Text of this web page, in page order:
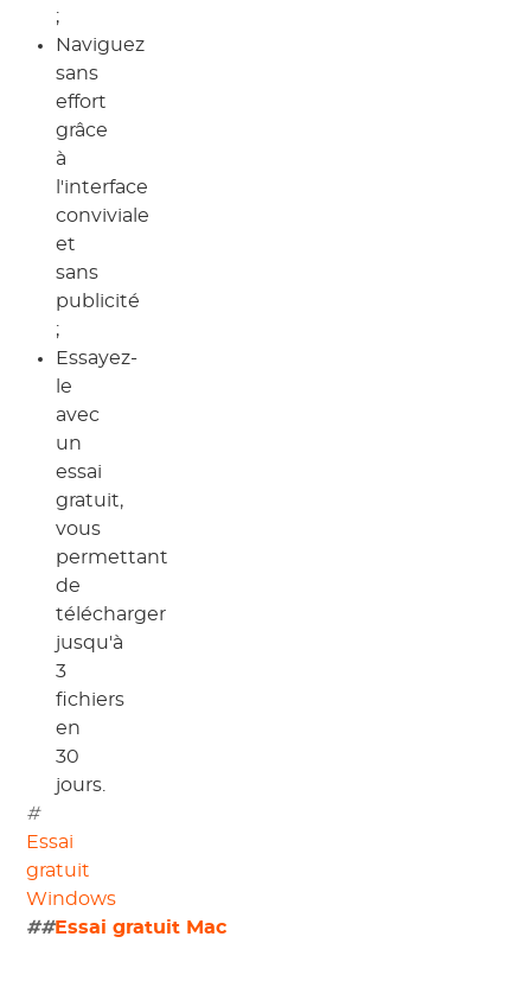
;
Naviguez
sans
effort
grâce
à
l'interface
conviviale
et
sans
publicité
;
Essayez-
le
avec
un
essai
gratuit,
vous
permettant
de
télécharger
jusqu'à
3
fichiers
en
30
jours.
#
Essai
gratuit
Windows
##Essai gratuit Mac